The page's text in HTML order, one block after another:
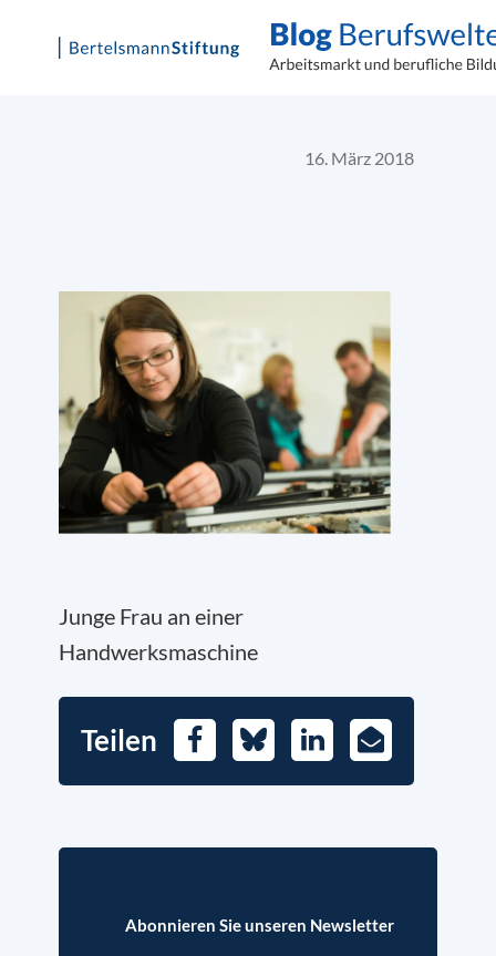
16. März 2018
Junge Frau an einer
Handwerksmaschine
Teilen FacebookBlueskyLinkedIn
E-
Mail
Abonnieren Sie unseren Newsletter